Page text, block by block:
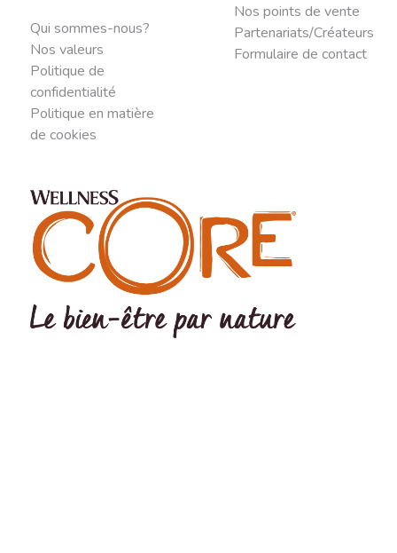
Qui sommes-nous?
Nos valeurs
Politique de
confidentialité
Politique en matière
de cookies
Nos points de vente
Partenariats/Créateurs
Formulaire de contact